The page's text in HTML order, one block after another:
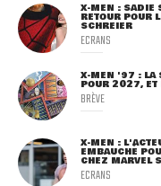
X-MEN : SADIE
RETOUR POUR
SCHREIER
ECRANS
X-MEN '97 : LA
POUR 2027, ET
BRÈVE
X-MEN :
EMBAUCHÉ
CHEZ MARVEL
ECRANS